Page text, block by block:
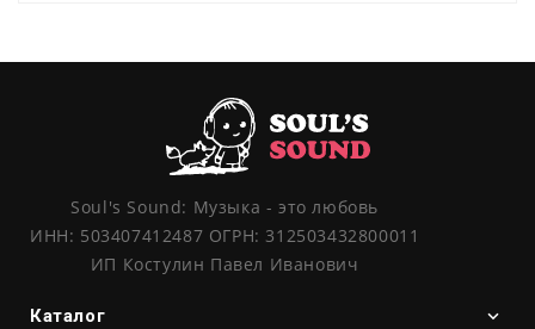
Soul's Sound: Музыка - это любовь
ИНН: 503407412487 ОГРН: 312503432800011
ИП Костулин Павел Иванович
Каталог